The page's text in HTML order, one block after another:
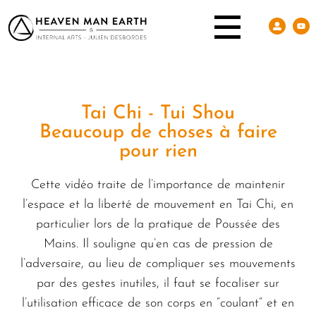
Tai Chi - Tui Shou
Beaucoup de choses à faire
pour rien
Cette vidéo traite de l’importance de maintenir
l’espace et la liberté de mouvement en Tai Chi, en
particulier lors de la pratique de Poussée des
Mains. Il souligne qu’en cas de pression de
l’adversaire, au lieu de compliquer ses mouvements
par des gestes inutiles, il faut se focaliser sur
l’utilisation efficace de son corps en “coulant“ et en